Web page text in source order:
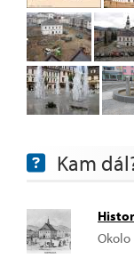
Kam
Okolo